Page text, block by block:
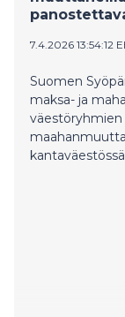
7.4.2026 13:54:12
Suomen
maksa- ja
väestöryhmien